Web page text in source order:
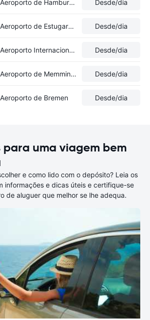
Aluguer de carros Aeroporto de Hamburgo-Fuhlsbüttel Desde/dia
Aluguer de carros Aeroporto de Estugarda-Echterdingen Desde/dia
Aluguer de carros Aeroporto Internacional de Düsseldorf Desde/dia
Aluguer de carros Aeroporto de Memmingen Desde/dia
de Bremen Desde/dia
para uma viagem bem
e como lido com o depósito? Leia os
informações e dicas úteis e certifique-se
de aluguer que melhor se lhe adequa.